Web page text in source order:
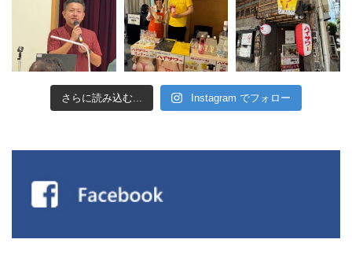
さらに読み込む... Instagram でフォロー